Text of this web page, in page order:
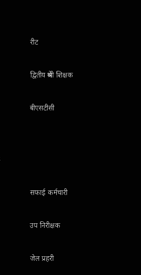
रीट
द्वितीय श्रेणी शिक्षक
बीएसटीसी
सफाई कर्मचारी
उप निरीक्षक
जेल प्रहरी